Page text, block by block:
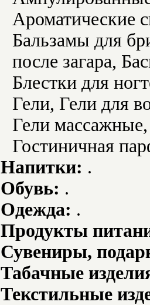
Ароматические
Бальзамы для
после загара,
Блестки для
Гели, Гели для
Гели
Гостиничная
Напитки: .
Обувь: .
Одежда: .
Продукты
Сувениры,
Табачные
Текстильные